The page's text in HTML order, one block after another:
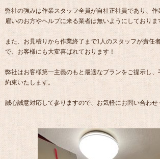
弊社の強みは作業スタッフ全員が自社正社員であり、作
雇いのお方やヘルプに来る業者は無いようにしておりま
また、お見積りから作業終了まで1人のスタッフが責任
で、お客様にも大変喜ばれております！
弊社はお客様第一主義のもと最適なプランをご提示し
約束いたします。
誠心誠意対応して参りますので、お気軽にお問い合わ